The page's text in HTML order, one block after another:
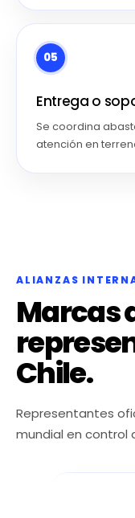
05
Entrega o
Se coordina
atención en
ALIANZAS
Marcas
Chile.
Representantes
mundial en control